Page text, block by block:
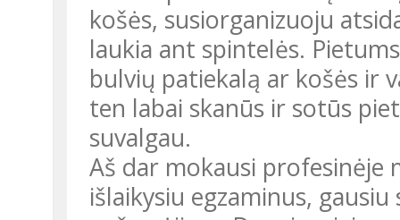
košės, susiorganizuoju
laukia ant spintelės.
bulvių patiekalą ar košės ir
ten labai skanūs ir sotūs
suvalgau.
Aš dar mokausi profesinėje mokykloje, trečiame kurse. Birželį
išlaikysiu egzaminus,